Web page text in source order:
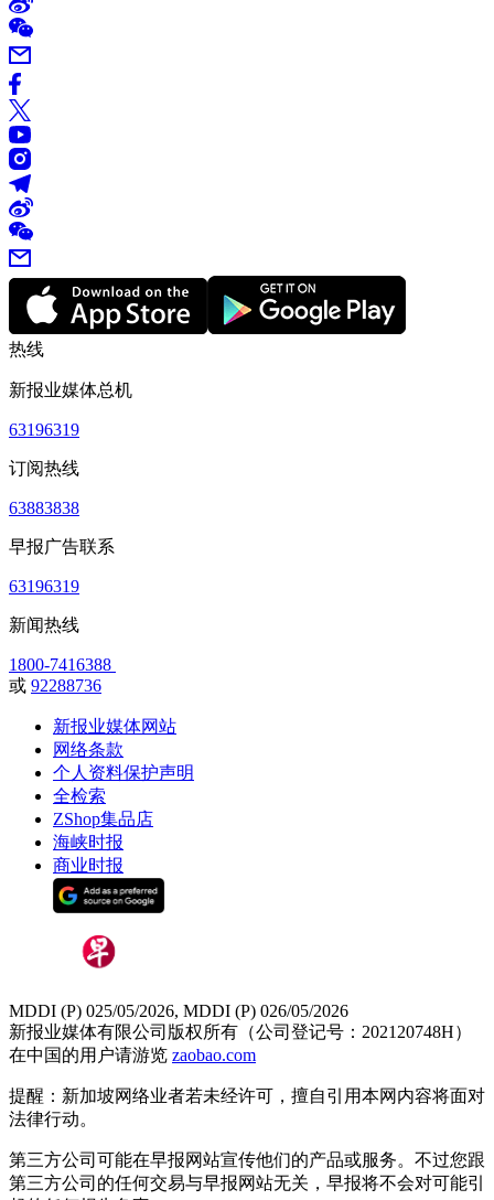
热线
新报业媒体总机
63196319
订阅热线
63883838
早报广告联系
63196319
新闻热线
1800-7416388
或 92288736
新报业媒体网站
网络条款
个人资料保护声明
全检索
ZShop集品店
海峡时报
商业时报
MDDI (P) 025/05/2026, MDDI (P) 026/05/2026
新报业媒体有限公司版权所有（公司登记号：202120748H）
在中国的用户请游览 zaobao.com
提醒：新加坡网络业者若未经许可，擅自引用本网内容将面对
法律行动。
第三方公司可能在早报网站宣传他们的产品或服务。不过您跟
第三方公司的任何交易与早报网站无关，早报将不会对可能引